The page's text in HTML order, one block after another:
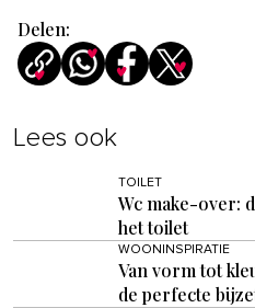
Delen:
Lees ook
TOILET
Wc make-over:
het toilet
WOONINSPIRATIE
Van vorm tot
de perfecte